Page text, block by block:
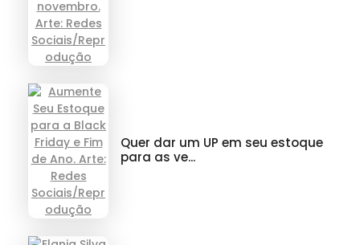
Quer dar um UP em seu estoque
para as ve...